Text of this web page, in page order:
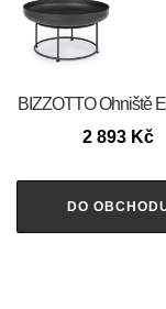
BIZZOTTO Ohniště
2 893 Kč
DO